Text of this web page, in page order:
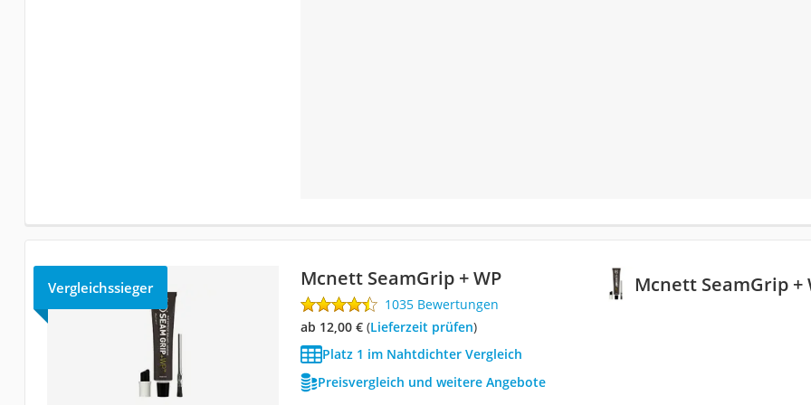
Mcnett SeamGrip +
Vergleichssieger Mcnett SeamGrip + WP
1035 Bewertungen
ab 12,00 €(Lieferzeit prüfen)
Platz 1 im Nahtdichter Vergleich
Preisvergleich und weitere Angebote